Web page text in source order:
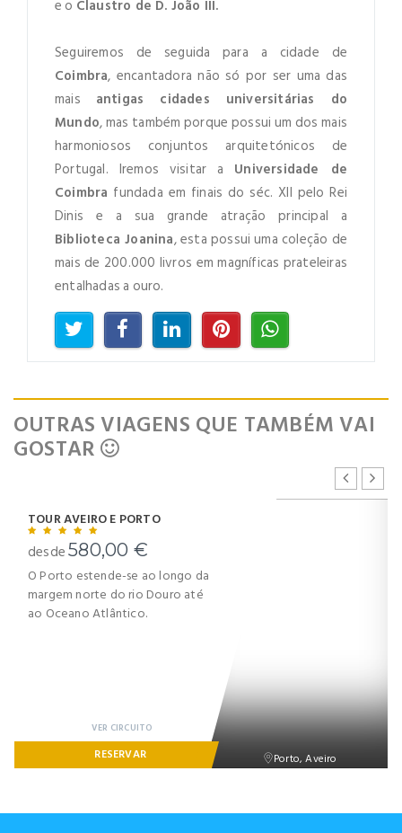
e o Claustro de D. João III.
Seguiremos de seguida para a cidade de
Coimbra, encantadora não só por ser uma das
mais antigas cidades universitárias do
Mundo, mas também porque possui um dos mais
harmoniosos conjuntos arquitetónicos de
Portugal. Iremos visitar a Universidade de
Coimbra fundada em finais do séc. XII pelo Rei
Dinis e a sua grande atração principal a
Biblioteca Joanina, esta possui uma coleção de
mais de 200.000 livros em magníficas prateleiras
entalhadas a ouro.
OUTRAS VIAGENS QUE TAMBÉM VAI
GOSTAR
Porto, Aveiro
TOUR AVEIRO E PORTO
desde580,00 €
O Porto estende-se ao longo da
margem norte do rio Douro até
ao Oceano Atlântico.
VER CIRCUITO
RESERVAR
Remember Me Forgot Password ?
LOGIN NOW
No account yet?
NEWSLETTER
Lorem ipsum dolor sit amet,
consectetuer adipiscing elit. Aenean
commodo ligula eget dolor.
SUBMIT
Dont Show This Message Again